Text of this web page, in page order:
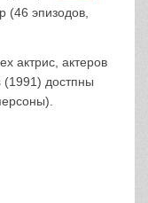
(46 эпизодов,
актрис, актеров
достпны